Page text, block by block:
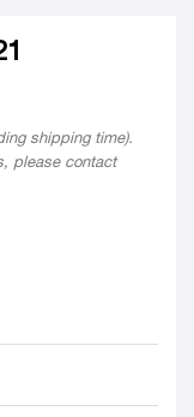
shipping time).
please contact